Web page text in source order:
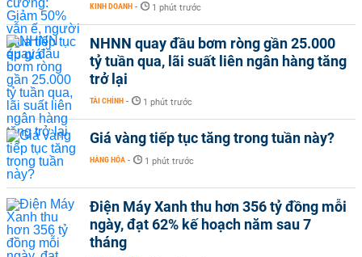
KINH DOANH - 1 phút trước
NHNN quay đầu bơm ròng gần 25.000
tỷ tuần qua, lãi suất liên ngân hàng tăng
trở lại
TÀI CHÍNH - 1 phút trước
Giá vàng tiếp tục tăng trong tuần này?
HÀNG HÓA - 1 phút trước
Điện Máy Xanh thu hơn 356 tỷ đồng mỗi
ngày, đạt 62% kế hoạch năm sau 7
tháng